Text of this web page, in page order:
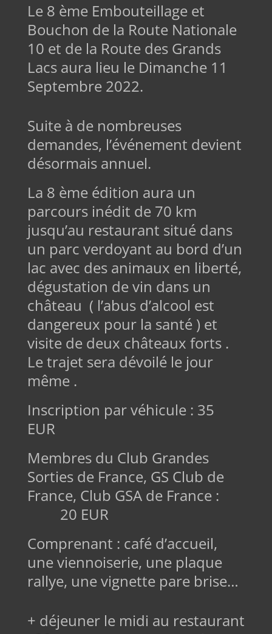
Le 8 ème Embouteillage et
Bouchon de la Route Nationale
10 et de la Route des Grands
Lacs aura lieu le Dimanche 11
Septembre 2022.
Suite à de nombreuses
demandes, l’événement devient
désormais annuel.
La 8 ème édition aura un
parcours inédit de 70 km
jusqu’au restaurant situé dans
un parc verdoyant au bord d’un
lac avec des animaux en liberté,
dégustation de vin dans un
château ( l’abus d’alcool est
dangereux pour la santé ) et
visite de deux châteaux forts .
Le trajet sera dévoilé le jour
même .
Inscription par véhicule : 35
EUR
Membres du Club Grandes
Sorties de France, GS Club de
France, Club GSA de France :
20 EUR
Comprenant : café d’accueil,
une viennoiserie, une plaque
rallye, une vignette pare brise…
+ déjeuner le midi au restaurant